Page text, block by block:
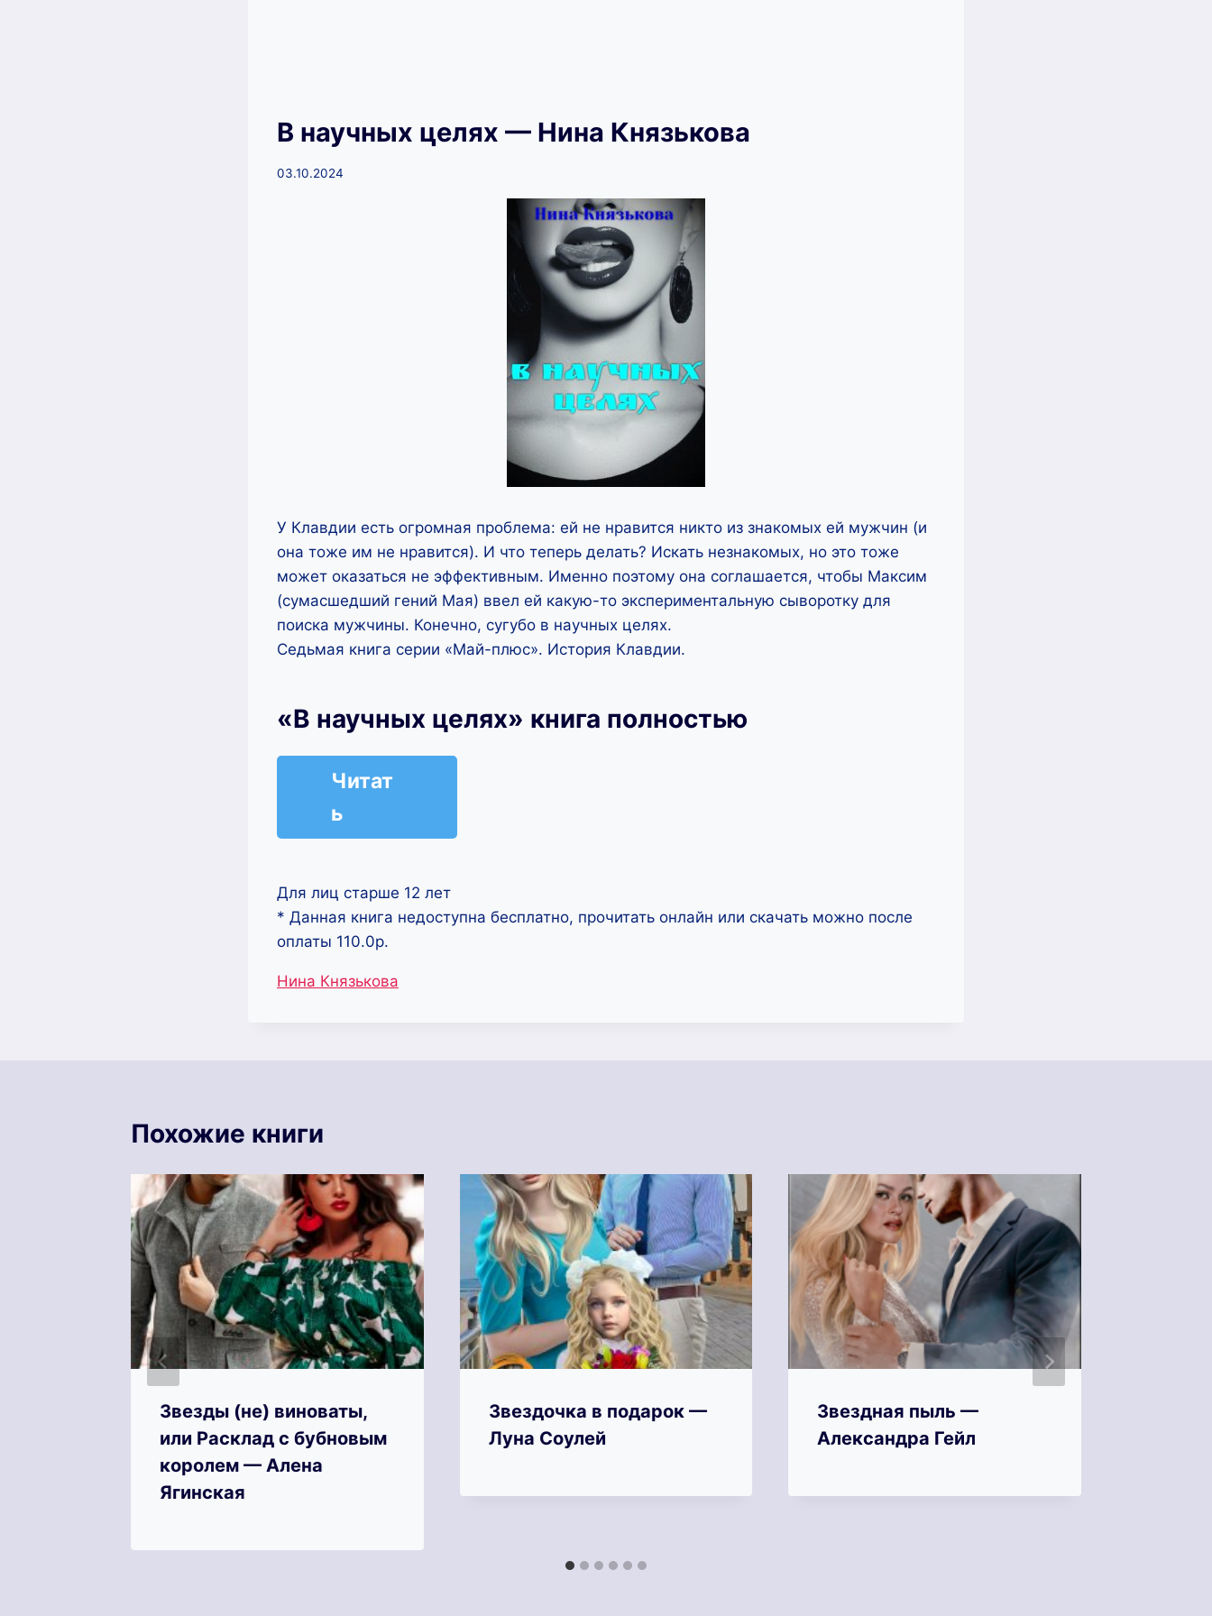
В научных целях — Нина Князькова
03.10.2024
У Клавдии есть огромная проблема: ей не нравится никто из знакомых ей мужчин (и
она тоже им не нравится). И что теперь делать? Искать незнакомых, но это тоже
может оказаться не эффективным. Именно поэтому она соглашается, чтобы Максим
(сумасшедший гений Мая) ввел ей какую-то экспериментальную сыворотку для
поиска мужчины. Конечно, сугубо в научных целях.
Седьмая книга серии «Май-плюс». История Клавдии.
«В научных целях» книга полностью
Читат
ь
Для лиц старше 12 лет
* Данная книга недоступна бесплатно, прочитать онлайн или скачать можно после
оплаты 110.0р.
Метки
Нина Князькова
Похожие книги
Звезды (не) виноваты,
или Расклад с бубновым
королем — Алена
Ягинская
Звездочка в подарок —
Луна Соулей
Звездная пыль —
Александра Гейл